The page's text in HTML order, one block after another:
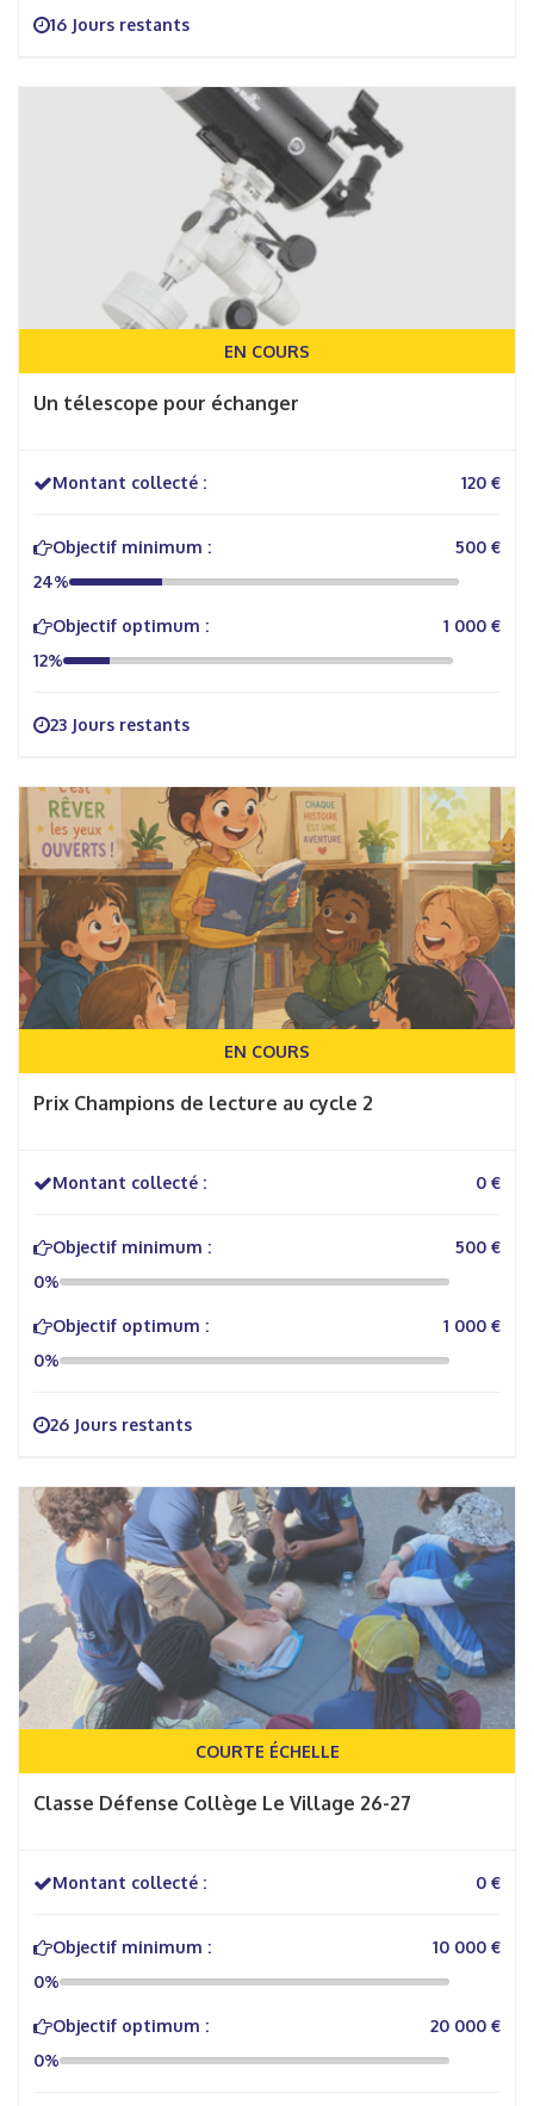
16 Jours restants
EN COURS
Un télescope pour échanger
Montant collecté : 120 €
Objectif minimum :
500 €
24%
Objectif optimum :
1 000 €
12%
23 Jours restants
EN COURS
Prix Champions de lecture au cycle 2
Montant collecté : 0 €
Objectif minimum :
500 €
0%
Objectif optimum :
1 000 €
0%
26 Jours restants
COURTE ÉCHELLE
Classe Défense Collège Le Village 26-27
Montant collecté : 0 €
Objectif minimum :
10 000 €
0%
Objectif optimum :
20 000 €
0%